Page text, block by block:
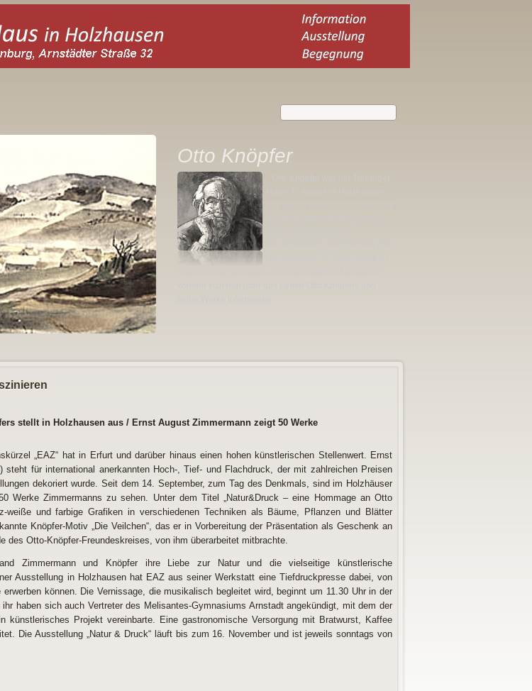
Otto Knöpfer
setzte, das Elternhaus Otto Knöpfers vor dem Verfall zu
stellt in Holzhausen aus / Ernst August Zimmermann zeigt 50 Werke
„EAZ“ hat in Erfurt und darüber hinaus einen hohen künstlerischen Stellenwert. Ernst
steht für international anerkannten Hoch-, Tief- und Flachdruck, der mit zahlreichen Preisen
dekoriert wurde. Seit dem 14. September, zum Tag des Denkmals, sind im Holzhäuser
Werke Zimmermanns zu sehen. Unter dem Titel „Natur&Druck – eine Hommage an Otto
weiße und farbige Grafiken in verschiedenen Techniken als Bäume, Pflanzen und Blätter
Knöpfer-Motiv „Die Veilchen“, das er in Vorbereitung der Präsentation als Geschenk an
des Otto-Knöpfer-Freundeskreises, von ihm überarbeitet mitbrachte.
Zimmermann und Knöpfer ihre Liebe zur Natur und die vielseitige künstlerische
Ausstellung in Holzhausen hat EAZ aus seiner Werkstatt eine Tiefdruckpresse dabei, von
können. Die Vernissage, die musikalisch begleitet wird, beginnt um 11.30 Uhr in der
haben sich auch Vertreter des Melisantes-Gymnasiums Arnstadt angekündigt, mit dem der
künstlerisches Projekt vereinbarte. Eine gastronomische Versorgung mit Bratwurst, Kaffee
Die Ausstellung „Natur & Druck“ läuft bis zum 16. November und ist jeweils sonntags von